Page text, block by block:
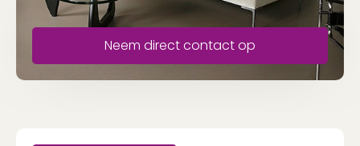
Neem direct contact op